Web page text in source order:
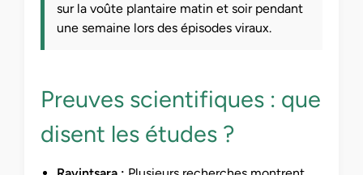
sur la voûte plantaire matin et soir pendant
une semaine lors des épisodes viraux.
Preuves scientifiques : que
disent les études ?